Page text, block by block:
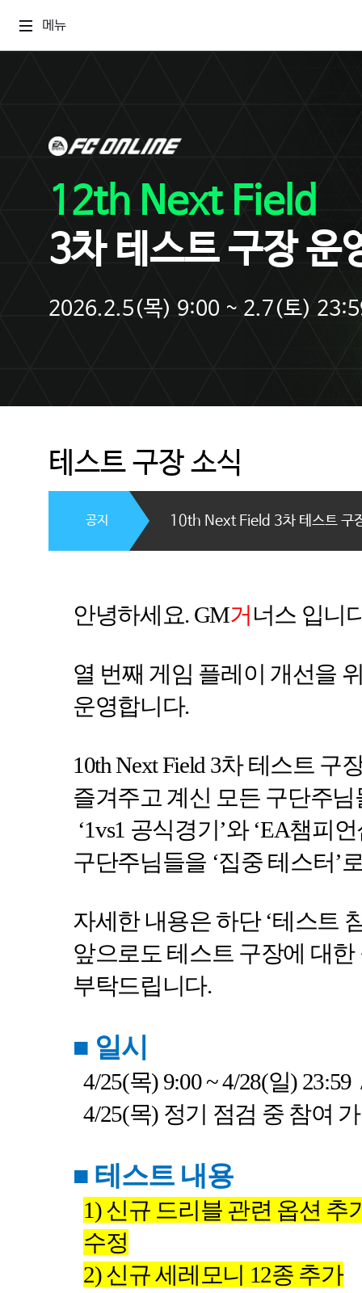
메뉴
12th Next Field
3차 테스트 구장 운
2026.2.5(목) 9:00 ~ 2.7(토)
테스트 구장 소식
10th Next Field 3차 테스트 구
공지
안녕하세요. GM거 너스 입니
열 번째 게임 플레이 개선을
운영합니다.
10th Next Field 3차 테스트 구
즐겨주고 계신 모든 구단주
‘1vs1 공식경기’와‘EA챔피
구단주님들을 ‘집중 테스터’
자세한 내용은 하단‘테스트
앞으로도 테스트 구장에 대
부탁드립니다.
■ 일시
4/25(목) 9:00 ~ 4/28(일) 23:59
4/25(목) 정기 점검 중 참여
■ 테스트 내용
1)신규 드리블 관련 옵션 추
수정
2)신규 세레모니 12종 추가